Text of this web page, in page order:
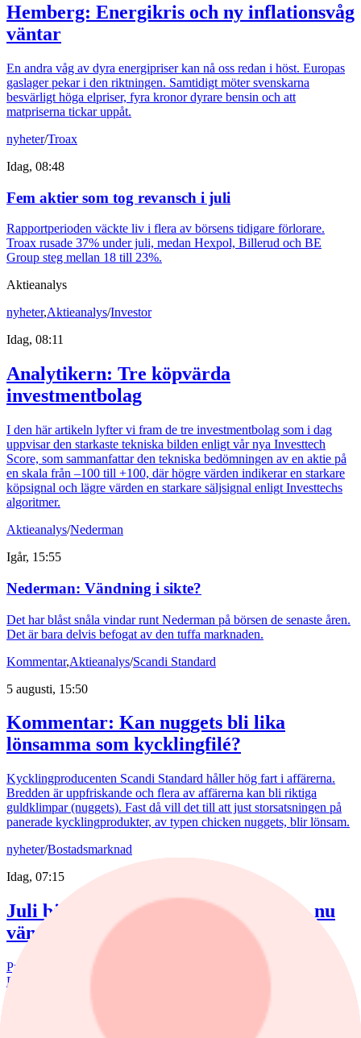
Hemberg: Energikris och ny inflationsvåg
väntar
En andra våg av dyra energipriser kan nå oss redan i höst. Europas
gaslager pekar i den riktningen. Samtidigt möter svenskarna
besvärligt höga elpriser, fyra kronor dyrare bensin och att
matpriserna tickar uppåt.
nyheter/Troax
Idag, 08:48
Fem aktier som tog revansch i juli
Rapportperioden väckte liv i flera av börsens tidigare förlorare.
Troax rusade 37% under juli, medan Hexpol, Billerud och BE
Group steg mellan 18 till 23%.
Aktieanalys
nyheter,Aktieanalys/Investor
Idag, 08:11
Analytikern: Tre köpvärda
investmentbolag
I den här artikeln lyfter vi fram de tre investmentbolag som i dag
uppvisar den starkaste tekniska bilden enligt vår nya Investtech
Score, som sammanfattar den tekniska bedömningen av en aktie på
en skala från –100 till +100, där högre värden indikerar en starkare
köpsignal och lägre värden en starkare säljsignal enligt Investtechs
algoritmer.
Aktieanalys/Nederman
Igår, 15:55
Nederman: Vändning i sikte?
Det har blåst snåla vindar runt Nederman på börsen de senaste åren.
Det är bara delvis befogat av den tuffa marknaden.
Kommentar,Aktieanalys/Scandi Standard
5 augusti, 15:50
Kommentar: Kan nuggets bli lika
lönsamma som kycklingfilé?
Kycklingproducenten Scandi Standard håller hög fart i affärerna.
Bredden är uppfriskande och flera av affärerna kan bli riktiga
guldklimpar (nuggets). Fast då vill det till att just storsatsningen på
panerade kycklingprodukter, av typen chicken nuggets, blir lönsam.
nyheter/Bostadsmarknad
Idag, 07:15
Juli bjöd på billigare bostadsrätter – nu
väntar en aktiv marknad
Priserna på bostadsrätter sjönk i juli medan villapriserna ökade.
Fritidshusmarknaden bjöd samtidigt på månadens tredbrott. "En